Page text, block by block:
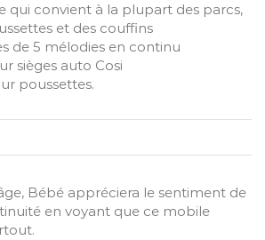
qui convient à la plupart des parcs,
et des couffins
de 5 mélodies en continu
sièges auto Cosi
poussettes.
Bébé appréciera le sentiment de
en voyant que ce mobile